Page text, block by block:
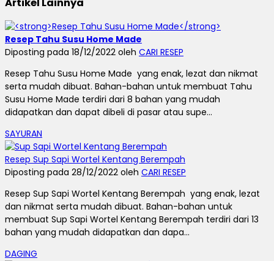
Resep Tahu Susu Home Made
Diposting pada 18/12/2022 oleh CARI RESEP
Resep Tahu Susu Home Made yang enak, lezat dan nikmat
serta mudah dibuat. Bahan-bahan untuk membuat Tahu
Susu Home Made terdiri dari 8 bahan yang mudah
didapatkan dan dapat dibeli di pasar atau supe...
SAYURAN
Resep Sup Sapi Wortel Kentang Berempah
Diposting pada 28/12/2022 oleh CARI RESEP
Resep Sup Sapi Wortel Kentang Berempah yang enak, lezat
dan nikmat serta mudah dibuat. Bahan-bahan untuk
membuat Sup Sapi Wortel Kentang Berempah terdiri dari 13
bahan yang mudah didapatkan dan dapa...
DAGING